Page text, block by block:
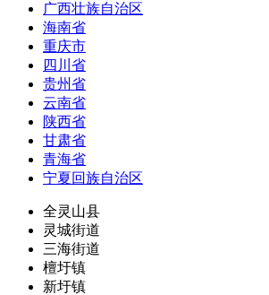
广西壮族自治区
海南省
重庆市
四川省
贵州省
云南省
陕西省
甘肃省
青海省
宁夏回族自治区
全灵山县
灵城街道
三海街道
檀圩镇
新圩镇